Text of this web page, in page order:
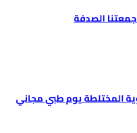
المختلطة يوم طبي مجاني